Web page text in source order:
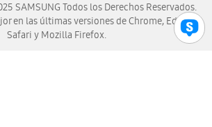
SAMSUNG Todos los Derechos Reservados.
en las últimas versiones de Chrome, Edge,
Safari y Mozilla Firefox.